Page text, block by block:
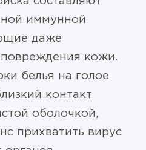
иммунной
даже
повреждения кожи.
белья на голое
контакт
оболочкой,
прихватить вирус